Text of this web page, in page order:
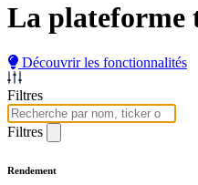
La plateforme
Découvrir les fonctionnalités
Filtres
Filtres
Rendement